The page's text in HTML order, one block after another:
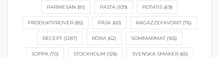
PARMESAN (81) PASTA(109) POTATIS(69)
PRODUKTPROVER(85) PÅSK(60) RAGAZZEFAVORIT(76)
RECEPT(1287) RÖRA(62) SOMMARMAT(165)
SOPPA(70) STOCKHOLM (128) SVENSKA SMAKER(65)